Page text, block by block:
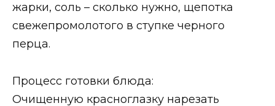
жарки, соль – сколько нужно, щепотка
свежепромолотого в ступке черного
перца.
Процесс готовки блюда:
Очищенную красноглазку нарезать